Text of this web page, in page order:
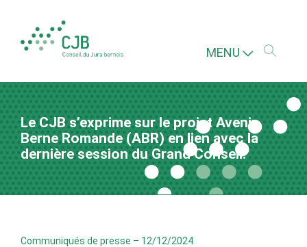
MENU
Le CJB s’exprime sur le projet Avenir
Berne Romande (ABR) en lien avec la
dernière session du Grand Conseil.
Communiqués de presse – 12/12/2024